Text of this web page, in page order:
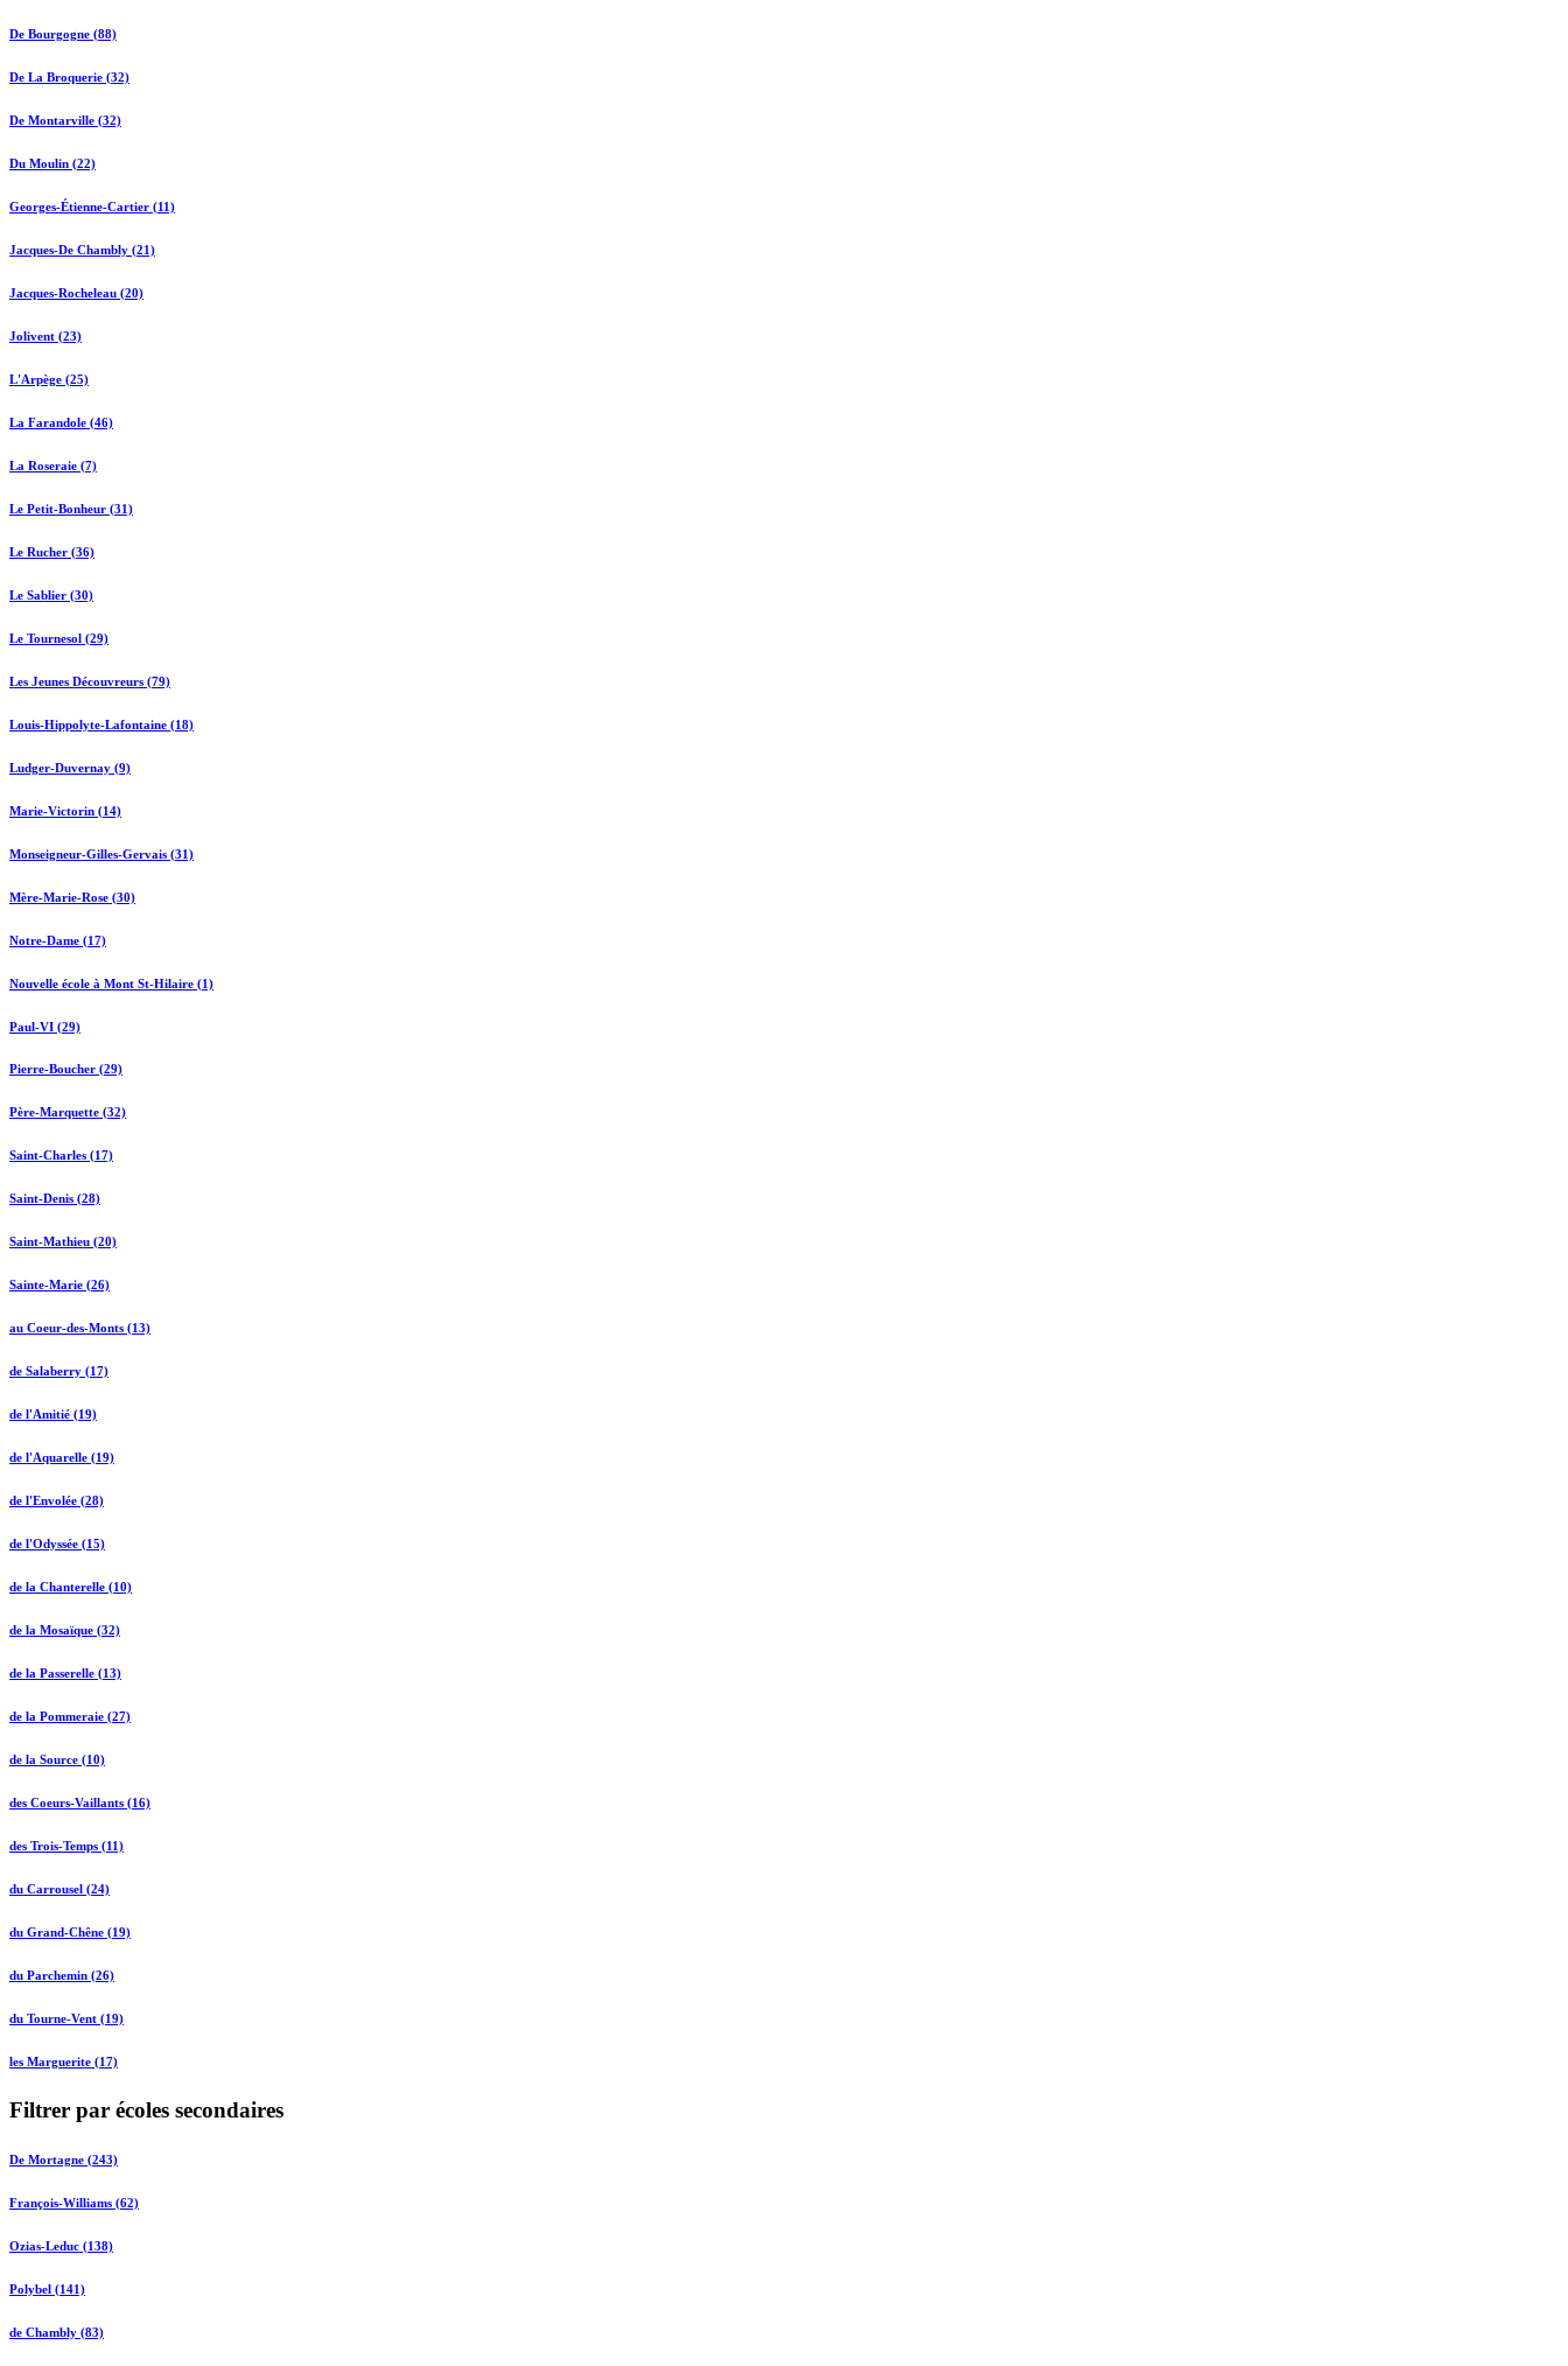
De Bourgogne (88)
De La Broquerie (32)
De Montarville (32)
Du Moulin (22)
Georges-Étienne-Cartier (11)
Jacques-De Chambly (21)
Jacques-Rocheleau (20)
Jolivent (23)
L'Arpège (25)
La Farandole (46)
La Roseraie (7)
Le Petit-Bonheur (31)
Le Rucher (36)
Le Sablier (30)
Le Tournesol (29)
Les Jeunes Découvreurs (79)
Louis-Hippolyte-Lafontaine (18)
Ludger-Duvernay (9)
Marie-Victorin (14)
Monseigneur-Gilles-Gervais (31)
Mère-Marie-Rose (30)
Notre-Dame (17)
Nouvelle école à Mont St-Hilaire (1)
Paul-VI (29)
Pierre-Boucher (29)
Père-Marquette (32)
Saint-Charles (17)
Saint-Denis (28)
Saint-Mathieu (20)
Sainte-Marie (26)
au Coeur-des-Monts (13)
de Salaberry (17)
de l'Amitié (19)
de l'Aquarelle (19)
de l'Envolée (28)
de l'Odyssée (15)
de la Chanterelle (10)
de la Mosaïque (32)
de la Passerelle (13)
de la Pommeraie (27)
de la Source (10)
des Coeurs-Vaillants (16)
des Trois-Temps (11)
du Carrousel (24)
du Grand-Chêne (19)
du Parchemin (26)
du Tourne-Vent (19)
les Marguerite (17)
Filtrer par écoles secondaires
De Mortagne (243)
François-Williams (62)
Ozias-Leduc (138)
Polybel (141)
de Chambly (83)